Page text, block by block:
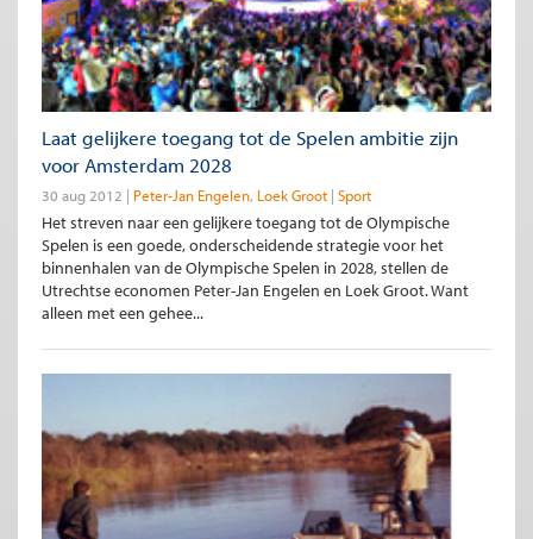
Laat gelijkere toegang tot de Spelen ambitie zijn
voor Amsterdam 2028
30 aug 2012 Peter-Jan Engelen Loek Groot Sport
Het streven naar een gelijkere toegang tot de Olympische
Spelen is een goede, onderscheidende strategie voor het
binnenhalen van de Olympische Spelen in 2028, stellen de
Utrechtse economen Peter-Jan Engelen en Loek Groot. Want
alleen met een gehee...